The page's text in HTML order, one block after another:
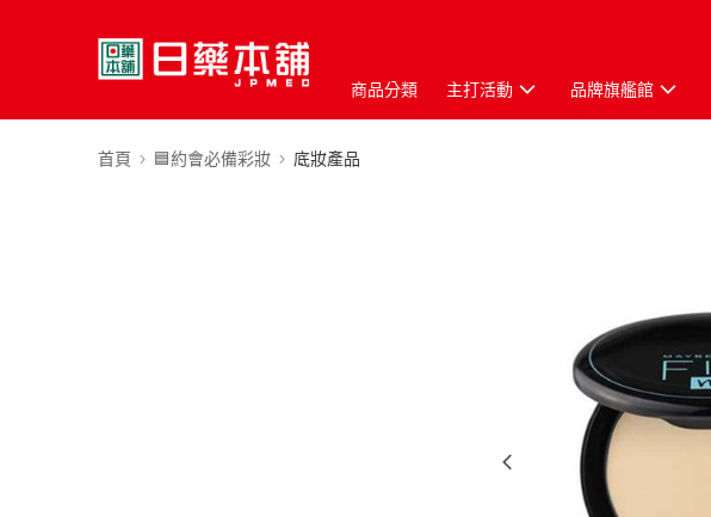
商品分類 主打活動 品牌旗艦館
首頁 🟦約會必備彩妝 底妝產品